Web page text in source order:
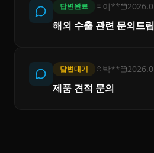
답변완료 이**
해외 수출 관련 문의드
답변대기 박**
제품 견적 문의